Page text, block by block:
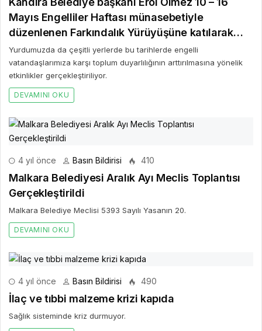
Mayıs Engelliler Haftası münasebetiyle
düzenlenen Farkındalık Yürüyüşüne katılarak
engelliler için yürüdü
Yurdumuzda da çeşitli yerlerde bu tarihlerde engelli
vatandaşlarımıza karşı toplum duyarlılığının arttırılmasına yönelik
etkinlikler gerçekleştiriliyor.
DEVAMINI OKU
4 yıl önce Basın Bildirisi 410
Malkara Belediyesi Aralık Ayı Meclis Toplantısı
Gerçekleştirildi
Malkara Belediye Meclisi 5393 Sayılı Yasanın 20.
DEVAMINI OKU
4 yıl önce Basın Bildirisi 490
İlaç ve tıbbi malzeme krizi kapıda
Sağlık sisteminde kriz durmuyor.